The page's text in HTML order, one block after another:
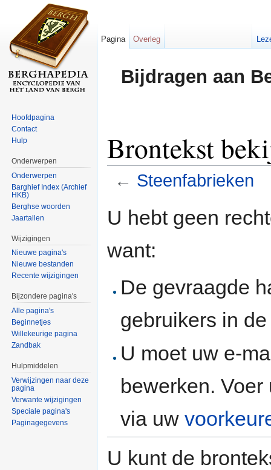
Bijdragen aan
Brontekst
← Steenfabrieken
U hebt geen
want:
De gevraagde
gebruikers in
U moet uw e-
bewerken.
via uw
U kunt de
Pagina Overleg
Hoofdpagina
Contact
Hulp
Onderwerpen
Onderwerpen
Barghief Index (Archief
HKB)
Berghse woorden
Jaartallen
Wijzigingen
Nieuwe pagina's
Nieuwe bestanden
Recente wijzigingen
Bijzondere pagina's
Alle pagina's
Beginnetjes
Willekeurige pagina
Zandbak
Hulpmiddelen
Verwijzingen naar deze
pagina
Verwante wijzigingen
Speciale pagina's
Paginagegevens